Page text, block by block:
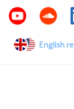
English